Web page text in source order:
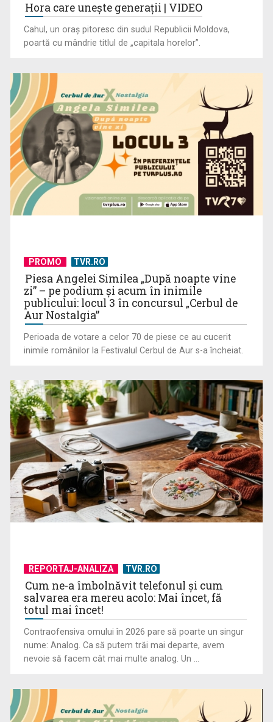
Hora care unește generații | VIDEO
Cahul, un oraș pitoresc din sudul Republicii Moldova,
poartă cu mândrie titlul de „capitala horelor”.
PROMO TVR.RO
Piesa Angelei Similea „După noapte vine
zi” – pe podium şi acum în inimile
publicului: locul 3 în concursul „Cerbul de
Aur Nostalgia”
Perioada de votare a celor 70 de piese ce au cucerit
inimile românilor la Festivalul Cerbul de Aur s-a încheiat.
REPORTAJ-ANALIZA TVR.RO
Cum ne-a îmbolnăvit telefonul și cum
salvarea era mereu acolo: Mai încet, fă
totul mai încet!
Contraofensiva omului în 2026 pare să poarte un singur
nume: Analog. Ca să putem trăi mai departe, avem
nevoie să facem cât mai multe analog. Un ...